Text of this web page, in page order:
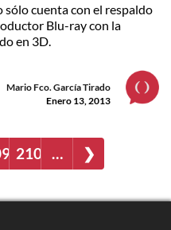
sólo cuenta con el respaldo
Blu-ray con la
en 3D.
Mario Fco. García Tirado
Enero 13, 2013
210 … ❯